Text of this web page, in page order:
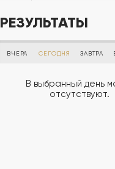
РЕЗУЛЬТАТЫ
ВЧЕРА СЕГОДНЯ ЗАВТРА
В выбранный день
отсутствуют.